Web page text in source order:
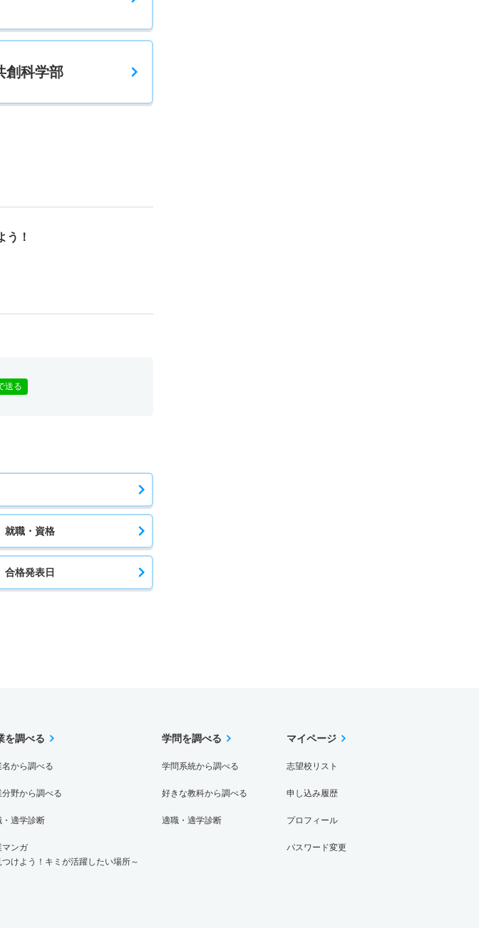
創科学部
う！
送る
就職・資格
合格発表日
を調べる
名から調べる
分野から調べる
・適学診断
マンガ
つけよう！キミが活躍したい場所～
学問を調べる
学問系統から調べる
好きな教科から調べる
適職・適学診断
マイページ
志望校リスト
申し込み履歴
プロフィール
パスワード変更